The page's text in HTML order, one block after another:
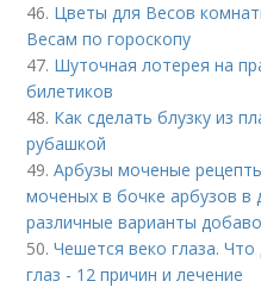
46. Цветы для Весов
Весам по гороскопу
47. Шуточная лотерея на
билетиков
48. Как сделать блузку из
рубашкой
49.Арбузы моченые
моченых в бочке арбузов в
различные варианты
50.Чешется веко глаза.
глаз - 12 причин и лечение